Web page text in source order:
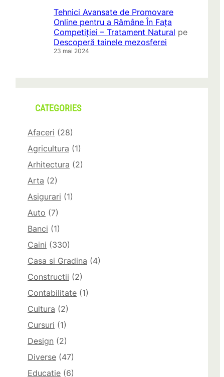
Tehnici Avansate de Promovare
Online pentru a Rămâne În Fața
Competiției – Tratament Natural pe
Descoperă tainele mezosferei
23 mai 2024
CATEGORIES
Afaceri (28)
Agricultura (1)
Arhitectura (2)
Arta (2)
Asigurari (1)
Auto (7)
Banci (1)
Caini (330)
Casa si Gradina (4)
Constructii (2)
Contabilitate (1)
Cultura (2)
Cursuri (1)
Design (2)
Diverse (47)
Educatie (6)